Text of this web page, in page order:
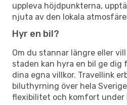
uppleva höjdpunkterna,
njuta av den lokala
Hyr en bil?
Om du stannar längre eller
staden kan hyra en bil ge dig
dina egna villkor. Travellink
biluthyrning över hela
flexibilitet och komfort under